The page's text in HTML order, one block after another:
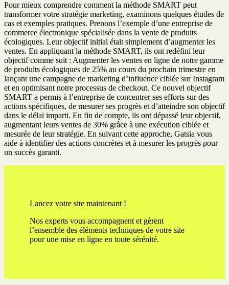
Pour mieux comprendre comment la méthode SMART peut
transformer votre stratégie marketing, examinons quelques études de
cas et exemples pratiques. Prenons l’exemple d’une entreprise de
commerce électronique spécialisée dans la vente de produits
écologiques. Leur objectif initial était simplement d’augmenter les
ventes. En appliquant la méthode SMART, ils ont redéfini leur
objectif comme suit : Augmenter les ventes en ligne de notre gamme
de produits écologiques de 25% au cours du prochain trimestre en
lançant une campagne de marketing d’influence ciblée sur Instagram
et en optimisant notre processus de checkout. Ce nouvel objectif
SMART a permis à l’entreprise de concentrer ses efforts sur des
actions spécifiques, de mesurer ses progrès et d’atteindre son objectif
dans le délai imparti. En fin de compte, ils ont dépassé leur objectif,
augmentant leurs ventes de 30% grâce à une exécution ciblée et
mesurée de leur stratégie. En suivant cette approche, Gatsia vous
aide à identifier des actions concrètes et à mesurer les progrès pour
un succès garanti.
Lancez votre site maintenant !
Nos experts vous accompagnent et gèrent
l’ensemble des éléments techniques de votre site
pour une mise en ligne en toute sérénité.